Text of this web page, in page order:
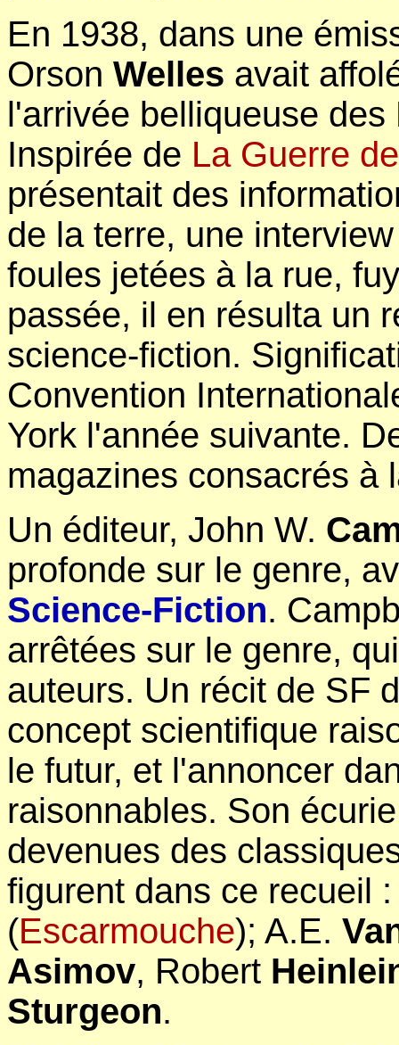
En 1938, dans une
Orson Welles avait
l'arrivée belliqueuse
Inspirée de La Guerre
présentait des
de la terre, une
foules jetées à la rue,
passée, il en résulta un
science-fiction.
Convention
York l'année suivante.
magazines consacrés à
Un éditeur, John W.
profonde sur le genre,
Science-Fiction.
arrêtées sur le genre,
auteurs. Un récit de SF
concept scientifique
le futur, et l'annoncer
raisonnables. Son
devenues des
figurent dans ce recueil
(Escarmouche); A.E.
Asimov, Robert
Sturgeon.